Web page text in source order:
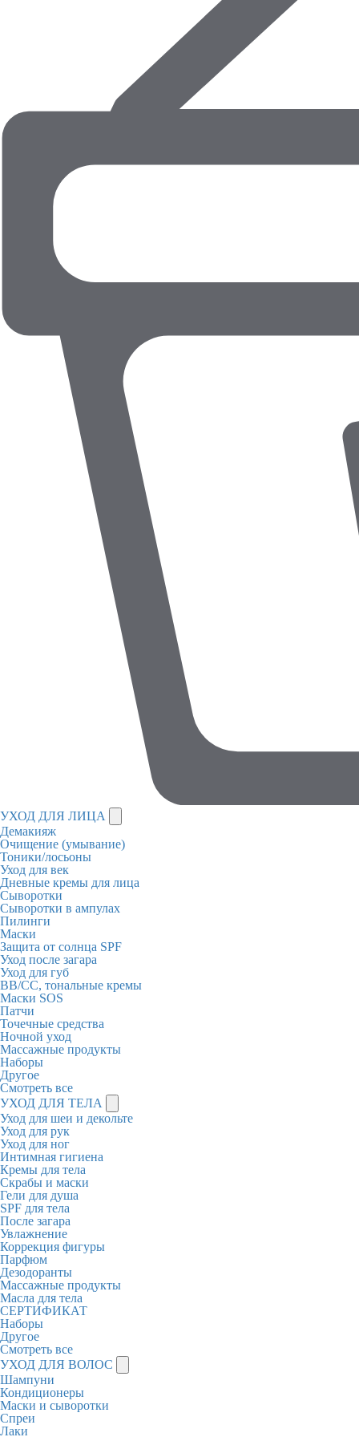
УХОД ДЛЯ ЛИЦА
Демакияж
Очищение (умывание)
Тоники/лосьоны
Уход для век
Дневные кремы для лица
Сыворотки
Сыворотки в ампулах
Пилинги
Маски
Защита от солнца SPF
Уход после загара
Уход для губ
BB/CC, тональные кремы
Маски SOS
Патчи
Точечные средства
Ночной уход
Массажные продукты
Наборы
Другое
Смотреть все
УХОД ДЛЯ ТЕЛА
Уход для шеи и декольте
Уход для рук
Уход для ног
Интимная гигиена
Кремы для тела
Скрабы и маски
Гели для душа
SPF для тела
После загара
Увлажнение
Коррекция фигуры
Парфюм
Дезодоранты
Массажные продукты
Масла для тела
СЕРТИФИКАТ
Наборы
Другое
Смотреть все
УХОД ДЛЯ ВОЛОС
Шампуни
Кондиционеры
Маски и сыворотки
Спреи
Лаки